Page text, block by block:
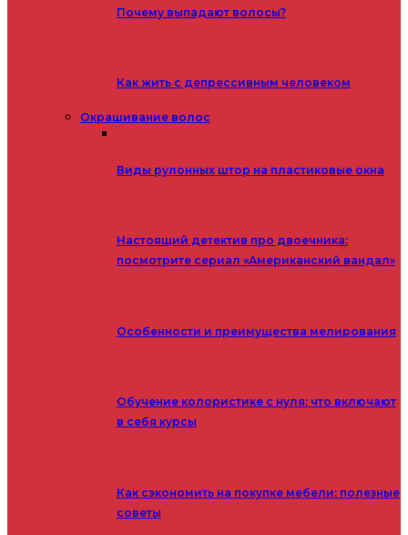
Почему выпадают волосы?
Как жить с депрессивным человеком
Окрашивание волос
Виды рулонных штор на пластиковые окна
Настоящий детектив про двоечника:
посмотрите сериал «Американский вандал»
Особенности и преимущества мелирования
Обучение колористике с нуля: что включают
в себя курсы
Как сэкономить на покупке мебели: полезные
советы